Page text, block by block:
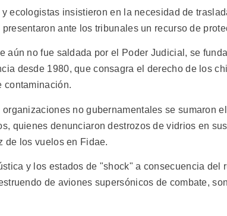
y ecologistas insistieron en la necesidad de
ante los tribunales un recurso de
aún no fue saldada por el Poder Judicial, se
desde 1980, que consagra el derecho de los
contaminación.
no gubernamentales se sumaron
quienes denunciaron destrozos de vidrios en
de los vuelos en Fidae.
y los estados de "shock" a consecuencia del
de aviones supersónicos de combate,